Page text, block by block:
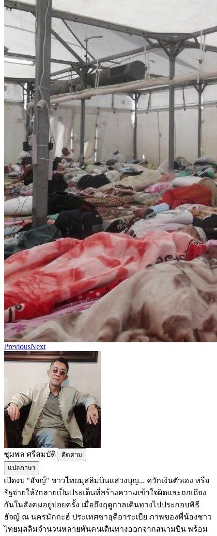
PreviousNext
ชุมพล​ ศรี​สมบัติ​
ติดตาม
แปลภาษา
เปิดงบ "ฮัจญ์" ชาวไทยมุสลิมบินแสวงบุญ... ควักเงินตัวเอง หรือ
รัฐจ่ายให้? ​กลายเป็นประเด็นที่สร้างความเข้าใจผิดและถกเถียง
กันในสังคมอยู่บ่อยครั้ง เมื่อถึงฤดูกาลเดินทางไปประกอบพิธี
ฮัจญ์ ณ นครมักกะฮ์ ประเทศซาอุดีอาระเบีย ภาพของพี่น้องชาว
ไทยมุสลิมจำนวนหลายพันคนเดินทางออกจากสนามบิน พร้อม